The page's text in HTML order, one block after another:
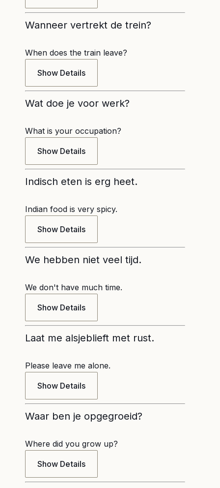
Wanneer vertrekt de trein?
When does the train leave?
Show Details
Wat doe je voor werk?
What is your occupation?
Show Details
Indisch eten is erg heet.
Indian food is very spicy.
Show Details
We hebben niet veel tijd.
We don't have much time.
Show Details
Laat me alsjeblieft met rust.
Please leave me alone.
Show Details
Waar ben je opgegroeid?
Where did you grow up?
Show Details